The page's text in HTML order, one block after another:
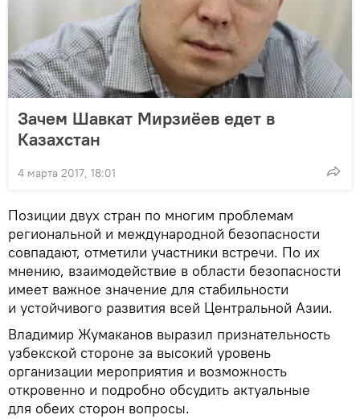
Зачем Шавкат Мирзиёев едет в
Казахстан
4 марта 2017, 18:01
Позиции двух стран по многим проблемам
региональной и международной безопасности
совпадают, отметили участники встречи. По их
мнению, взаимодействие в области безопасности
имеет важное значение для стабильности
и устойчивого развития всей Центральной Азии.
Владимир Жумаканов выразил признательность
узбекской стороне за высокий уровень
организации мероприятия и возможность
откровенно и подробно обсудить актуальные
для обеих сторон вопросы.